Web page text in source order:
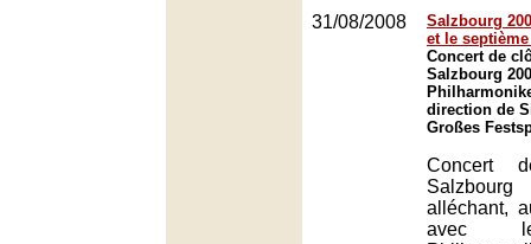
31/08/2008
Salzbourg
et le
Concert de
Salzbourg
direction de
Großes
Concert
alléchant,
avec